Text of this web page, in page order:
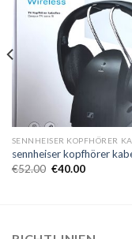
SENNHEISER KOPFHÖRER
sennheiser kopfhörer
€52.00 €40.00